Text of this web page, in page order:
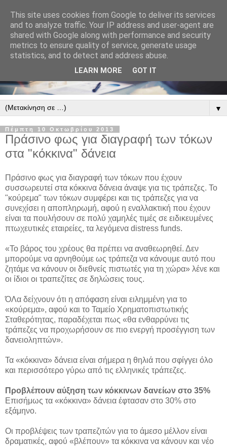
▼
Πέμπτη 10 Οκτωβρίου 2013
Πράσινο φως για διαγραφή των τόκων
στα "κόκκινα" δάνεια
Πράσινο φως για διαγραφή των τόκων που έχουν
συσσωρευτεί στα κόκκινα δάνεια άναψε για τις τράπεζες. Το
"κούρεμα" των τόκων συμφέρει και τις τράπεζες για να
συνεχίσει η αποπληρωμή, αφού η εναλλακτική που έχουν
είναι τα πουλήσουν σε πολύ χαμηλές τιμές σε ειδικευμένες
πτωχευτικές εταιρείες, τα λεγόμενα distress funds.
«Το βάρος του χρέους θα πρέπει να αναθεωρηθεί. Δεν
μπορούμε να αρνηθούμε ως τράπεζα να κάνουμε αυτό που
ζητάμε να κάνουν οι διεθνείς πιστωτές για τη χώρα» λένε και
οι ίδιοι οι τραπεζίτες σε δηλώσεις τους.
ΌΛα δείχνουν ότι η απόφαση είναι ειλημμένη για το
«κούρεμα», αφού και το Ταμείο Χρηματοπιστωτικής
Σταθερότητας, παραδέχεται πως «θα ενθαρρύνει τις
τράπεζες να προχωρήσουν σε πιο ενεργή προσέγγιση των
δανειοληπτών».
Τα «κόκκινα» δάνεια είναι σήμερα η θηλιά που σφίγγει όλο
και περισσότερο γύρω από τις ελληνικές τράπεζες.
Προβλέπουν αύξηση των κόκκινων δανείων στο 35%
Επισήμως τα «κόκκινα» δάνεια έφτασαν στο 30% στο
εξάμηνο.
Οι προβλέψεις των τραπεζιτών για το άμεσο μέλλον είναι
δραματικές, αφού «βλέπουν» τα κόκκινα να κάνουν και νέο
This site uses cookies from Google to deliver its services
and to analyze traffic. Your IP address and user-agent are
shared with Google along with performance and security
metrics to ensure quality of service, generate usage
statistics, and to detect and address abuse.
LEARN MORE GOT IT